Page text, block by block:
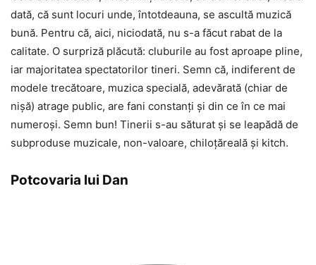
dată, că sunt locuri unde, întotdeauna, se ascultă muzică
bună. Pentru că, aici, niciodată, nu s-a făcut rabat de la
calitate. O surpriză plăcută: cluburile au fost aproape pline,
iar majoritatea spectatorilor tineri. Semn că, indiferent de
modele trecătoare, muzica specială, adevărată (chiar de
nișă) atrage public, are fani constanți și din ce în ce mai
numeroși. Semn bun! Tinerii s-au săturat și se leapădă de
subproduse muzicale, non-valoare, chiloțăreală și kitch.
Potcovaria lui Dan